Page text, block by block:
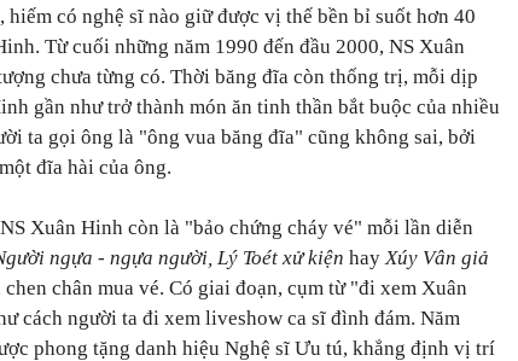
có nghệ sĩ nào giữ được vị thế bền bỉ suốt hơn 40
Từ cuối những năm 1990 đến đầu 2000, NS Xuân
chưa từng có. Thời băng đĩa còn thống trị, mỗi dịp
gần như trở thành món ăn tinh thần bắt buộc của nhiều
ta gọi ông là "ông vua băng đĩa" cũng không sai, bởi
đĩa hài của ông.
Xuân Hinh còn là "bảo chứng cháy vé" mỗi lần diễn
ngựa - ngựa người, Lý Toét xử kiện hayXúy Vân giả
chân mua vé. Có giai đoạn, cụm từ "đi xem Xuân
cách người ta đi xem liveshow ca sĩ đình đám. Năm
phong tặng danh hiệu Nghệ sĩ Ưu tú, khẳng định vị trí